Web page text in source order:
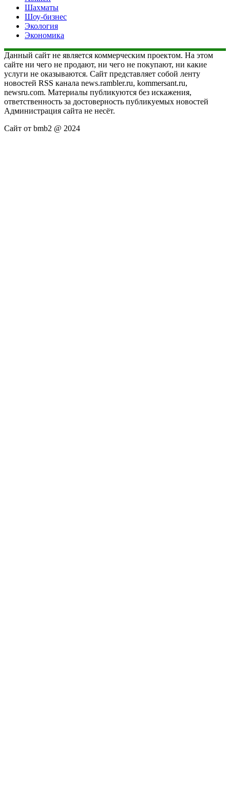
Шахматы
Шоу-бизнес
Экология
Экономика
Данный сайт не является коммерческим проектом. На этом
сайте ни чего не продают, ни чего не покупают, ни какие
услуги не оказываются. Сайт представляет собой ленту
новостей RSS канала news.rambler.ru, kommersant.ru,
newsru.com. Материалы публикуются без искажения,
ответственность за достоверность публикуемых новостей
Администрация сайта не несёт.
Сайт от bmb2 @ 2024